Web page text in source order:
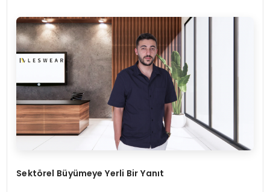
Sektörel Büyümeye Yerli Bir Yanıt